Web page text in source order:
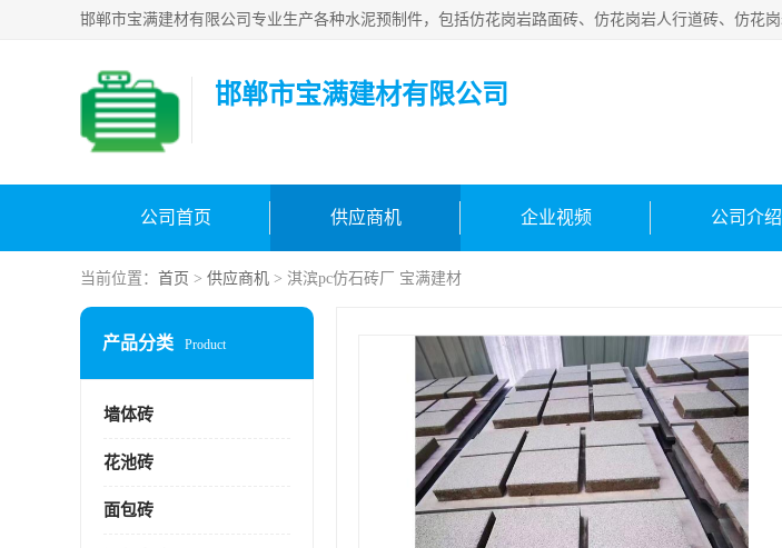
邯郸市宝满建材有限公司
公司首页 供应商机 企业视频 公司介绍
当前位置： 首页 > 供应商机 > 淇滨pc仿石砖厂 宝满建材
产品分类 Product
墙体砖
花池砖
面包砖